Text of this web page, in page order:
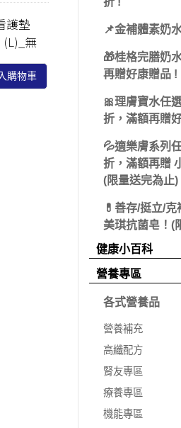
力強
三多
克寧
娘家
皇鼎
Sakuyo
Dr.優護力
佳兒樂
派翠
海昌
護墊
(L)_無
購物車
📌金補體素奶
🎁桂格完膳奶
再贈好康贈品 !
🎀理膚寶水任
折，滿額再贈
💦適樂膚系列
折，滿額再贈
(限量送完為止)
💊善存/挺立/
美琪抗菌皂！(
健康小百科
營養專區
各式營養品
營養補充
高纖配方
腎友專區
療養專區
機能專區